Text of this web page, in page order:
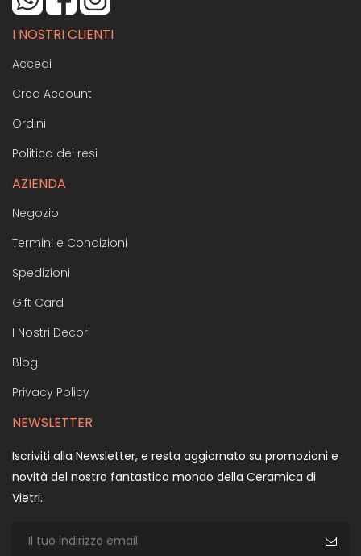
I NOSTRI CLIENTI
Accedi
Crea Account
Ordini
Politica dei resi
AZIENDA
Negozio
Termini e Condizioni
Spedizioni
Gift Card
I Nostri Decori
Blog
Privacy Policy
NEWSLETTER
Iscriviti alla Newsletter, e resta aggiornato su promozioni e
novità del nostro fantastico mondo della Ceramica di
Vietri.